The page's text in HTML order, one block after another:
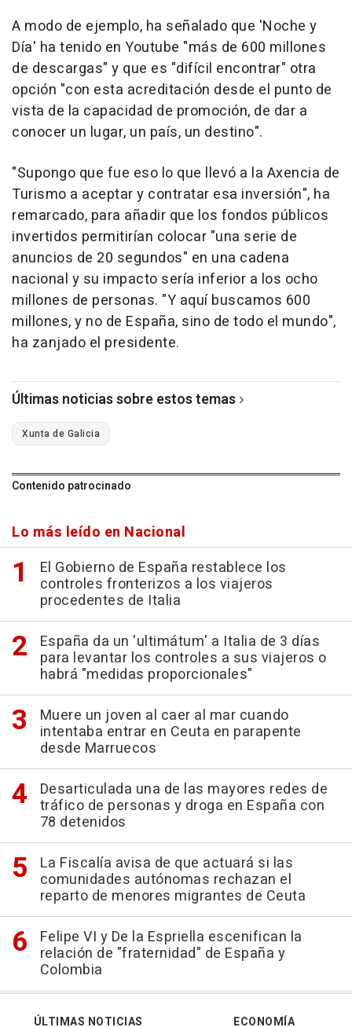
A modo de ejemplo, ha señalado que 'Noche y
Día' ha tenido en Youtube "más de 600 millones
de descargas" y que es "difícil encontrar" otra
opción "con esta acreditación desde el punto de
vista de la capacidad de promoción, de dar a
conocer un lugar, un país, un destino".
"Supongo que fue eso lo que llevó a la Axencia de
Turismo a aceptar y contratar esa inversión", ha
remarcado, para añadir que los fondos públicos
invertidos permitirían colocar "una serie de
anuncios de 20 segundos" en una cadena
nacional y su impacto sería inferior a los ocho
millones de personas. "Y aquí buscamos 600
millones, y no de España, sino de todo el mundo",
ha zanjado el presidente.
Últimas noticias sobre estos temas
Xunta de Galicia
Contenido patrocinado
Lo más leído en Nacional
El Gobierno de España restablece los
controles fronterizos a los viajeros
procedentes de Italia
España da un 'ultimátum' a Italia de 3 días
para levantar los controles a sus viajeros o
habrá "medidas proporcionales"
Muere un joven al caer al mar cuando
intentaba entrar en Ceuta en parapente
desde Marruecos
Desarticulada una de las mayores redes de
tráfico de personas y droga en España con
78 detenidos
La Fiscalía avisa de que actuará si las
comunidades autónomas rechazan el
reparto de menores migrantes de Ceuta
Felipe VI y De la Espriella escenifican la
relación de "fraternidad" de España y
Colombia
ÚLTIMAS NOTICIAS
ECONOMÍA